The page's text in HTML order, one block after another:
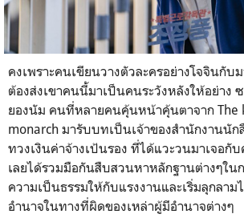
คงเพราะคนเขียนวางตัวละครอย่างโจจินกับ
ต้องส่งเขาคนนี้มาเป็นคนระวังหลังให้อย่าง
ยองนัม คนที่หลายคนคุ้นหน้าคุ้นตาจาก The
monarch มารับบทเป็นเจ้าของสำนักงานนั
ทวงเงินค่าจ้างเป้นรอง ที่ได้แวะวนมาเจอกับ
เลยได้รวมมือกันสืบสวนหาหลักฐานต่างๆในก
ความเป็นธรรมให้กับแรงงานและเริ่มลุกลาม
อำนาจในทางที่ผิดของเหล่าผู้มีอำนาจต่างๆ